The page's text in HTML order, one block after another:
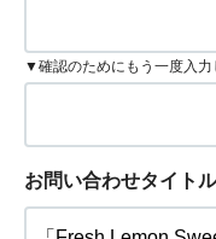
▼確認のためにもう一度入力
お問い合わせタイトル